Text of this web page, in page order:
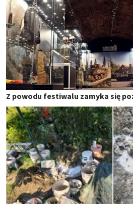
Z powodu festiwalu zamyka się